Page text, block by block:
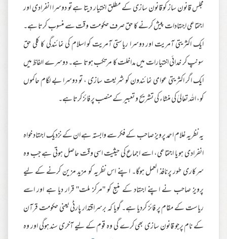
مجلس قانون ساز کو قانون سازی کے مطلق اختیار دیتا ہے تو دوسرا انفرادی اور
اجتماعی اجتہادات پیش کرنے کا حق صرف حکومت وقت سے منسوب کرتا ہے۔
ایک اکثریتی آمریت اور دوسرا ریاستی آمریت کو اسلام کی نمائندگی کا کلی حق
سونپ کر خدائی اختیارات میں مداخلت کا مرتکب ہوتا ہے۔ دوسرے الفاظ میں
ایک اگر اکثریتی عوامی نمائندون کو شریعت سازی ، تو دوسرا بے لگام حاکموں
کو، اللہ تعالیٰ کی منشاء کی تشریح و تعبیر کے منصب پر فائز کرتا ہے۔
یہ نظریہ غلام احمد پرویز صاحب کے فکر سے وابستہ ہے ان کے نزدیک اجتہاد خواہ
انفرادی ہو یا اجتماعی، اسے اجماع کی حیثیت اسی وقت حاصل ہوتی ہے جب وہ
سرکاری طور پرنافذ العمل ہوگا۔ اپنے اس نظریہ کو مزید مزین کرنے کے لیے
پرویز صاحب نے اپنے اجتہاد کے منبع کو ''مرکز ملت'' قرار دیا ہے اور اسے
ریاست کے مقام پر فائز کردیا ہے۔ گویا کہ برسراقتدار پارٹی یعنی حکومت قرآن
کے نام پرجو قانون سازی بھی کرے گی وہ قوم کے لیے آخری سند ہوگی اور وہ